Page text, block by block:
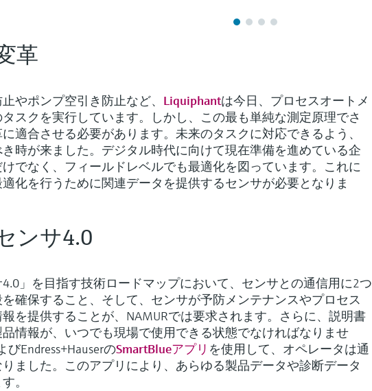
革
やポンプ空引き防止など、 Liquiphantは今日、プロセスオートメ
スクを実行しています。しかし、この最も単純な測定原理でさ
適合させる必要があります。未来のタスクに対応できるよう、
時が来ました。デジタル時代に向けて現在準備を進めている企
でなく、フィールドレベルでも最適化を図っています。これに
化を行うために関連データを提供するセンサが必要となりま
ンサ4.0
4.0」を目指す技術ロードマップにおいて、センサとの通信用に2つ
確保すること、そして、センサが予防メンテナンスやプロセス
を提供することが、NAMURでは要求されます。さらに、説明書
情報が、いつでも現場で使用できる状態でなければなりませ
びEndress+HauserのSmartBlueアプリ を使用して、オペレータは通
ました。このアプリにより、あらゆる製品データや診断データ
。